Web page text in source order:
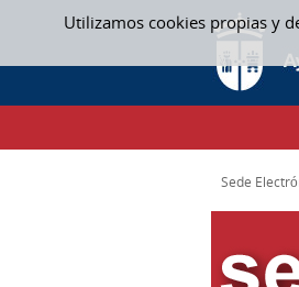
Utilizamos cookies propias y
Saltar al contenido
ACTAS
CAMINO DE
Sede